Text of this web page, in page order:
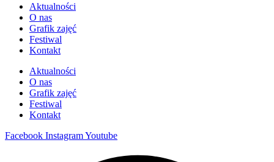
Aktualności
O nas
Grafik zajęć
Festiwal
Kontakt
Aktualności
O nas
Grafik zajęć
Festiwal
Kontakt
Facebook InstagramYoutube